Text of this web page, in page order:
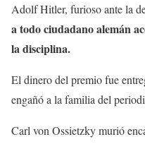
Adolf Hitler, furioso ante la
a todo ciudadano alemán
la disciplina.
El dinero del premio fue
engañó a la familia del
Carl von Ossietzky murió